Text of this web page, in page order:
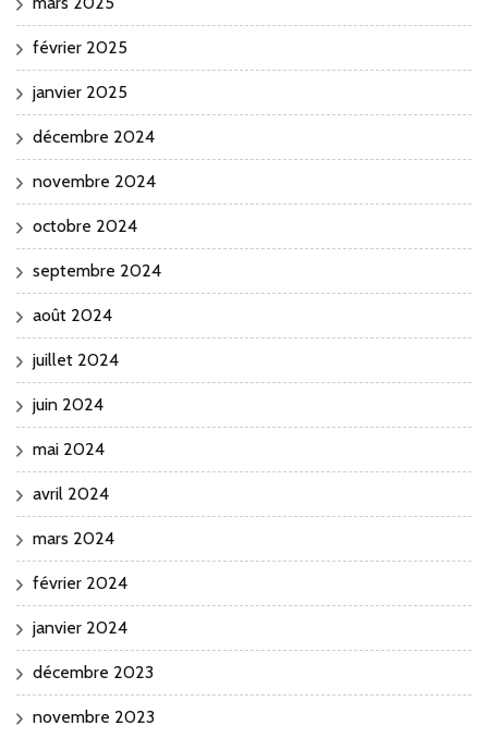
février 2025
janvier 2025
décembre 2024
novembre 2024
octobre 2024
septembre 2024
août 2024
juillet 2024
juin 2024
mai 2024
avril 2024
mars 2024
février 2024
janvier 2024
décembre 2023
novembre 2023